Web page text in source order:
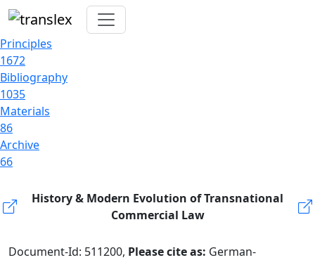
Principles
1672
Bibliography
1035
Materials
86
Archive
66
History & Modern Evolution of Transnational
Commercial Law
Document-Id: 511200, Please cite as: German-